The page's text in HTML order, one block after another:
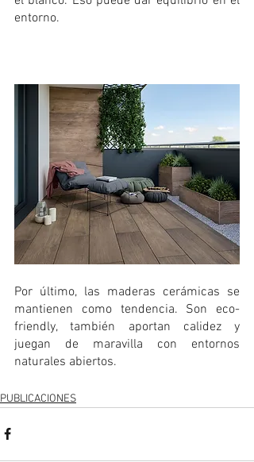
entorno.
Por último, las maderas cerámicas se
mantienen como tendencia. Son eco-
friendly, también aportan calidez y
juegan de maravilla con entornos
naturales abiertos.
PUBLICACIONES